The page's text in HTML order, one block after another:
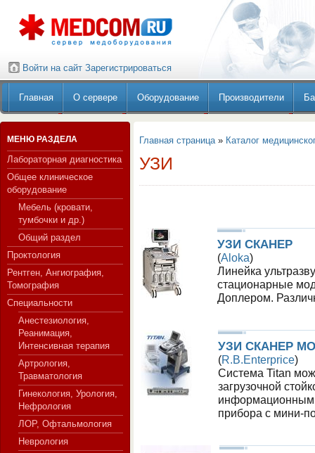
СЕРВЕР МЕДИЦИНСКОГО
Войти на сайт Зарегистрироваться
Главная О сервере Оборудование Производители
МЕНЮ РАЗДЕЛА
Лабораторная диагностика
Общее клиническое
оборудование
Мебель (кровати,
тумбочки и др.)
Общий раздел
Проктология
Рентген, Ангиография,
Томография
Специальности
Анестезиология,
Реанимация,
Интенсивная терапия
Артрология,
Травматология
Гинекология, Урология,
Нефрология
ЛОР, Офтальмология
Неврология
Главная страница» Каталог
УЗИ
УЗИ СКАНЕР
(Aloka)
Линейка
стационарные
Доплером.
УЗИ СКАНЕР
(R.B.Enterprice)
Система Titan
загрузочной
информационным
прибора с мини-